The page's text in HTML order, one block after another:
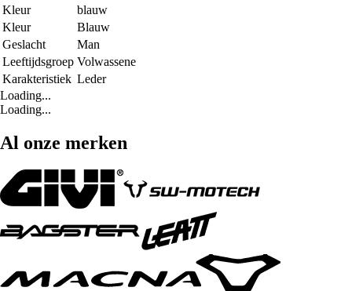
Kleur
blauw
Kleur
Blauw
Geslacht
Man
Leeftijdsgroep Volwassene
Karakteristiek Leder
Loading...
Loading...
Al onze merken